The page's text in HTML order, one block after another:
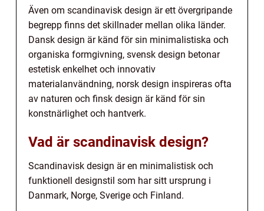
Även om scandinavisk design är ett övergripande
begrepp finns det skillnader mellan olika länder.
Dansk design är känd för sin minimalistiska och
organiska formgivning, svensk design betonar
estetisk enkelhet och innovativ
materialanvändning, norsk design inspireras ofta
av naturen och finsk design är känd för sin
konstnärlighet och hantverk.
Vad är scandinavisk design?
Scandinavisk design är en minimalistisk och
funktionell designstil som har sitt ursprung i
Danmark, Norge, Sverige och Finland.